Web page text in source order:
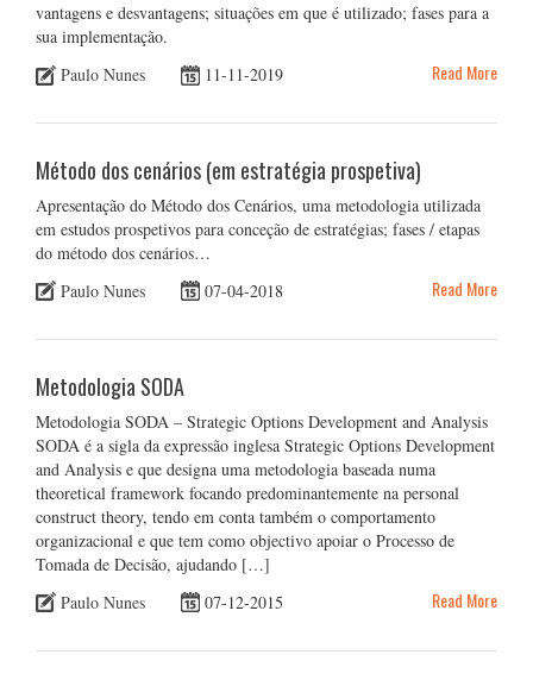
vantagens e desvantagens; situações em que é utilizado; fases para a
sua implementação.
Paulo Nunes
11-11-2019 Read More
Método dos cenários (em estratégia prospetiva)
Apresentação do Método dos Cenários, uma metodologia utilizada
em estudos prospetivos para conceção de estratégias; fases / etapas
do método dos cenários…
Paulo Nunes
07-04-2018 Read More
Metodologia SODA
Metodologia SODA – Strategic Options Development and Analysis
SODA é a sigla da expressão inglesa Strategic Options Development
and Analysis e que designa uma metodologia baseada numa
theoretical framework focando predominantemente na personal
construct theory, tendo em conta também o comportamento
organizacional e que tem como objectivo apoiar o Processo de
Tomada de Decisão, ajudando […]
Paulo Nunes
07-12-2015 Read More